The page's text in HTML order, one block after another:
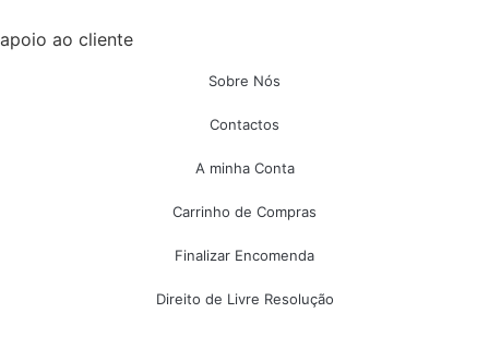
apoio ao cliente
Sobre Nós
Contactos
A minha Conta
Carrinho de Compras
Finalizar Encomenda
Direito de Livre Resolução